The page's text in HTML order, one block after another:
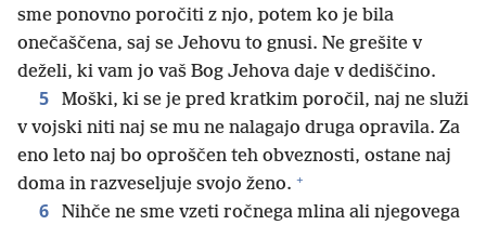
sme ponovno poročiti z njo, potem ko je bila
onečaščena, saj se Jehovu to gnusi. Ne grešite v
deželi, ki vam jo vaš Bog Jehova daje v dediščino.
5
Moški, ki se je pred kratkim poročil, naj ne služi
v vojski niti naj se mu ne nalagajo druga opravila. Za
eno leto naj bo oproščen teh obveznosti, ostane naj
doma in razveseljuje svojo ženo. +
6
Nihče ne sme vzeti ročnega mlina ali njegovega